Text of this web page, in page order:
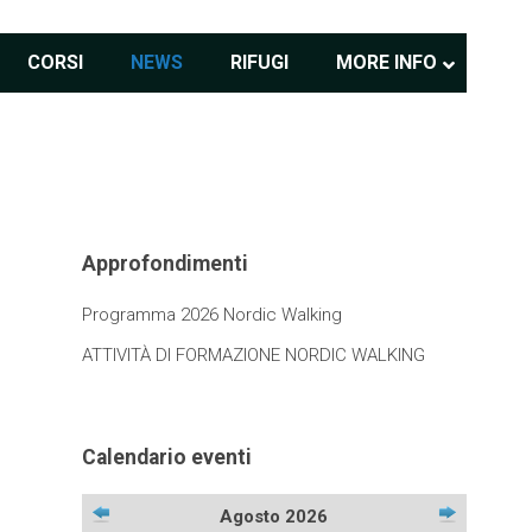
CORSI NEWS RIFUGI MORE INFO
Approfondimenti
Programma 2026 Nordic Walking
ATTIVITÀ DI FORMAZIONE NORDIC WALKING
Calendario eventi
Agosto 2026